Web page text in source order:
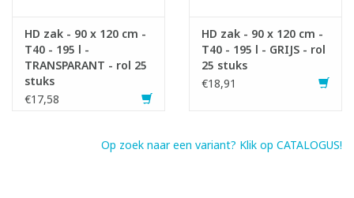
HD zak - 90 x 120 cm -
T40 - 195 l -
TRANSPARANT - rol 25
stuks
€17,58
HD zak - 90 x 120 cm -
T40 - 195 l - GRIJS - rol
25 stuks
€18,91
Op zoek naar een variant? Klik op CATALOGUS!